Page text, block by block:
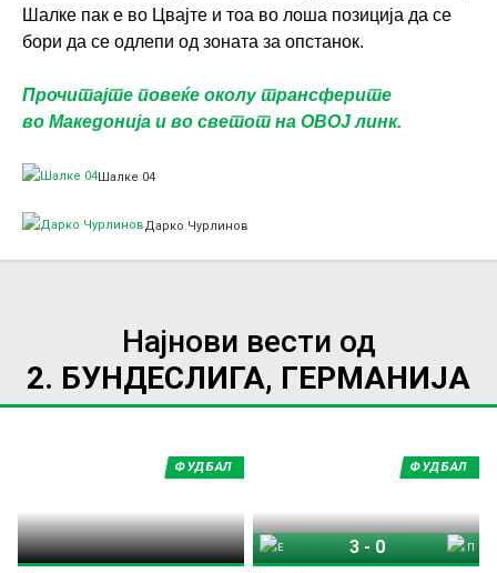
Шалке пак е во Цвајте и тоа во лоша позиција да се
бори да се одлепи од зоната за опстанок.
Прочитајте повеќе околу трансферите
во Македонија и во светот на ОВОЈ линк.
Шалке 04
Дарко Чурлинов
Најнови вести од
2. БУНДЕСЛИГА, ГЕРМАНИЈА
ФУДБАЛ ФУДБАЛ
3 - 0